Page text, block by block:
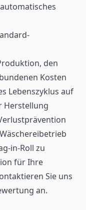
den
Kosten
Lebenszyklus auf
Herstellung
in-Roll zu
für Ihre
Sie uns
an.